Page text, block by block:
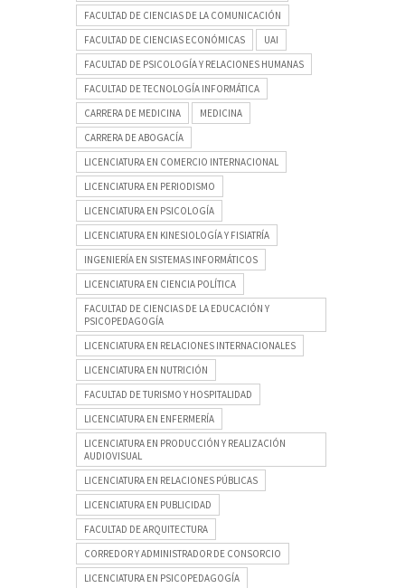
FACULTAD DE CIENCIAS DE LA COMUNICACIÓN
FACULTAD DE CIENCIAS ECONÓMICAS
UAI
FACULTAD DE PSICOLOGÍA Y RELACIONES HUMANAS
FACULTAD DE TECNOLOGÍA INFORMÁTICA
CARRERA DE MEDICINA
MEDICINA
CARRERA DE ABOGACÍA
LICENCIATURA EN COMERCIO INTERNACIONAL
LICENCIATURA EN PERIODISMO
LICENCIATURA EN PSICOLOGÍA
LICENCIATURA EN KINESIOLOGÍA Y FISIATRÍA
INGENIERÍA EN SISTEMAS INFORMÁTICOS
LICENCIATURA EN CIENCIA POLÍTICA
FACULTAD DE CIENCIAS DE LA EDUCACIÓN Y
PSICOPEDAGOGÍA
LICENCIATURA EN RELACIONES INTERNACIONALES
LICENCIATURA EN NUTRICIÓN
FACULTAD DE TURISMO Y HOSPITALIDAD
LICENCIATURA EN ENFERMERÍA
LICENCIATURA EN PRODUCCIÓN Y REALIZACIÓN
AUDIOVISUAL
LICENCIATURA EN RELACIONES PÚBLICAS
LICENCIATURA EN PUBLICIDAD
FACULTAD DE ARQUITECTURA
CORREDOR Y ADMINISTRADOR DE CONSORCIO
LICENCIATURA EN PSICOPEDAGOGÍA